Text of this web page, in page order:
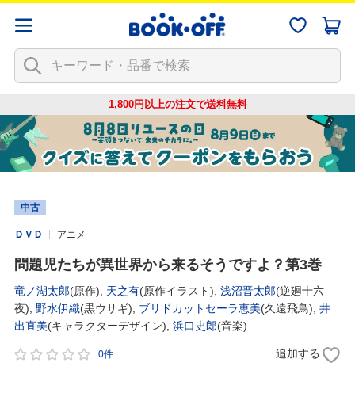
1,800円以上の注文で送料無料
中古
ＤＶＤ アニメ
問題児たちが異世界から来るそうですよ？第3巻
竜ノ湖太郎(原作), 天之有(原作イラスト), 浅沼晋太郎(逆廻十六
夜),
野水伊織(黒ウサギ), ブリドカットセーラ恵美(久遠飛鳥), 井
出直美(キャラクターデザイン), 浜口史郎(音楽)
0件 追加する